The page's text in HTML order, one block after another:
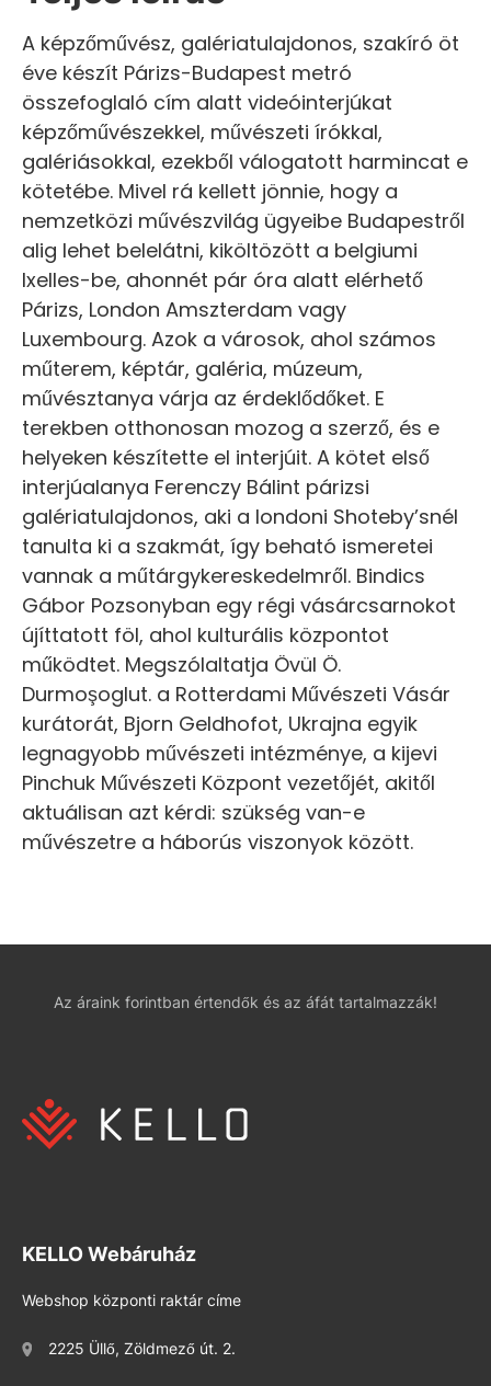
A képzőművész, galériatulajdonos, szakíró öt
éve készít Párizs-Budapest metró
összefoglaló cím alatt videóinterjúkat
képzőművészekkel, művészeti írókkal,
galériásokkal, ezekből válogatott harmincat e
kötetébe. Mivel rá kellett jönnie, hogy a
nemzetközi művészvilág ügyeibe Budapestről
alig lehet belelátni, kiköltözött a belgiumi
Ixelles-be, ahonnét pár óra alatt elérhető
Párizs, London Amszterdam vagy
Luxembourg. Azok a városok, ahol számos
műterem, képtár, galéria, múzeum,
művésztanya várja az érdeklődőket. E
terekben otthonosan mozog a szerző, és e
helyeken készítette el interjúit. A kötet első
interjúalanya Ferenczy Bálint párizsi
galériatulajdonos, aki a londoni Shoteby’snél
tanulta ki a szakmát, így beható ismeretei
vannak a műtárgykereskedelmről. Bindics
Gábor Pozsonyban egy régi vásárcsarnokot
újíttatott föl, ahol kulturális központot
működtet. Megszólaltatja Övül Ö.
Durmoşoglut. a Rotterdami Művészeti Vásár
kurátorát, Bjorn Geldhofot, Ukrajna egyik
legnagyobb művészeti intézménye, a kijevi
Pinchuk Művészeti Központ vezetőjét, akitől
aktuálisan azt kérdi: szükség van-e
művészetre a háborús viszonyok között.
Az áraink forintban értendők és az áfát tartalmazzák!
KELLO Webáruház
Webshop központi raktár címe
2225 Üllő, Zöldmező út. 2.